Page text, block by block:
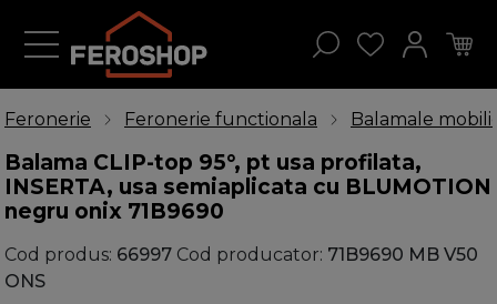
Feronerie Feronerie functionala Balamale
Balama CLIP-top 95°, pt usa profilata,
INSERTA, usa semiaplicata cu BLUMOTION
negru onix 71B9690
Cod produs: 66997 Cod producator: 71B9690 MB V50
ONS